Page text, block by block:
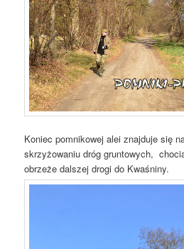
Koniec pomnikowej alei znajduje się
skrzyżowaniu dróg gruntowych,
obrzeże dalszej drogi do Kwaśniny.